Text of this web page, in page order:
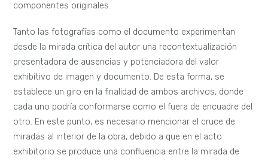
componentes originales.
Tanto las fotografías como el documento experimentan
desde la mirada crítica del autor una recontextualización
presentadora de ausencias y potenciadora del valor
exhibitivo de imagen y documento. De esta forma, se
establece un giro en la finalidad de ambos archivos, donde
cada uno podría conformarse como el fuera de encuadre del
otro. En este punto, es necesario mencionar el cruce de
miradas al interior de la obra, debido a que en el acto
exhibitorio se produce una confluencia entre la mirada de